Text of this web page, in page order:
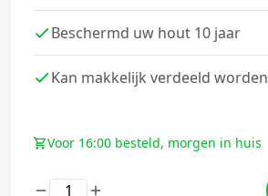
Beschermd uw hout 10 jaar
Kan makkelijk verdeeld worden
Voor 16:00 besteld, morgen in huis